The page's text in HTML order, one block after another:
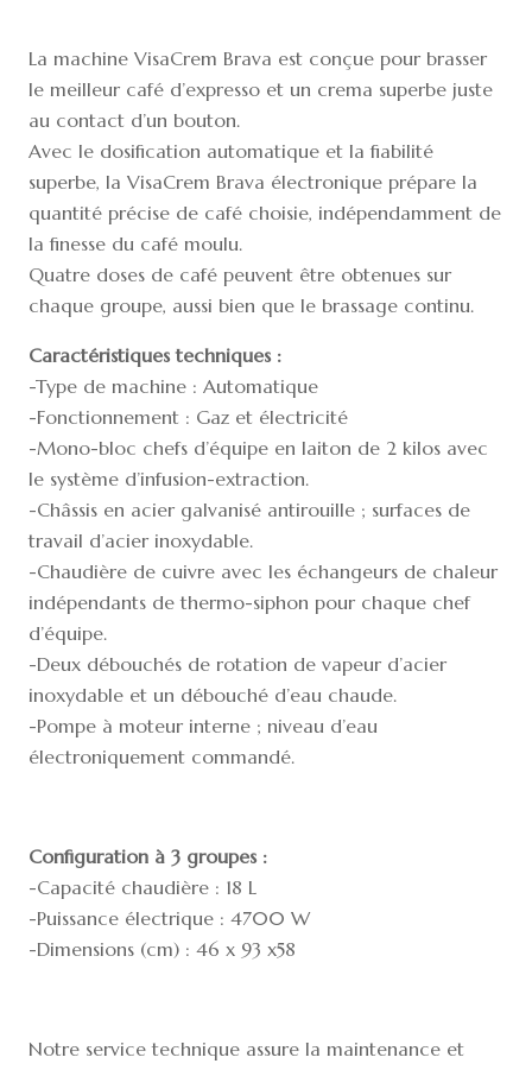
La machine VisaCrem Brava est conçue pour brasser
le meilleur café d’expresso et un crema superbe juste
au contact d’un bouton.
Avec le dosification automatique et la fiabilité
superbe, la VisaCrem Brava électronique prépare la
quantité précise de café choisie, indépendamment de
la finesse du café moulu.
Quatre doses de café peuvent être obtenues sur
chaque groupe, aussi bien que le brassage continu.
Caractéristiques techniques :
-Type de machine : Automatique
-Fonctionnement : Gaz et électricité
-Mono-bloc chefs d’équipe en laiton de 2 kilos avec
le système d’infusion-extraction.
-Châssis en acier galvanisé antirouille ; surfaces de
travail d’acier inoxydable.
-Chaudière de cuivre avec les échangeurs de chaleur
indépendants de thermo-siphon pour chaque chef
d’équipe.
-Deux débouchés de rotation de vapeur d’acier
inoxydable et un débouché d’eau chaude.
-Pompe à moteur interne ; niveau d’eau
électroniquement commandé.
Configuration à 3 groupes :
-Capacité chaudière : 18 L
-Puissance électrique : 4700 W
-Dimensions (cm) : 46 x 93 x58
Notre service technique assure la maintenance et